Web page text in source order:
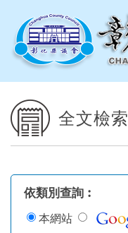
全文檢索
依類別查詢︰
本網站